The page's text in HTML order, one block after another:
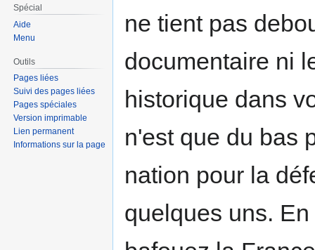
ne tient pas
documentaire ni
historique dans
n'est que du bas
nation pour la
quelques uns.
Spécial
Aide
Menu
Outils
Pages liées
Suivi des pages liées
Pages spéciales
Version imprimable
Lien permanent
Informations sur la page